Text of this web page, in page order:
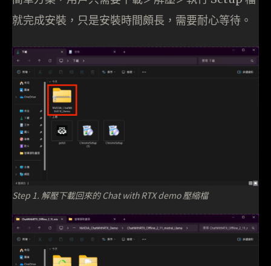
就完成安裝，只是安裝時間頗長，需要耐心等待。
Step 1. 解壓下載回來的 Chat with RTX demo 壓縮檔